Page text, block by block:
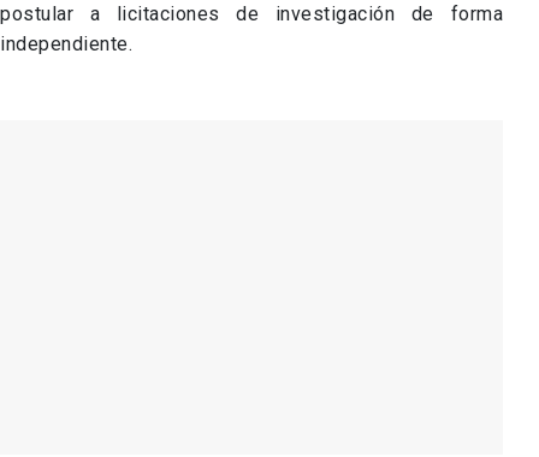
postular a licitaciones de investigación de forma
independiente.